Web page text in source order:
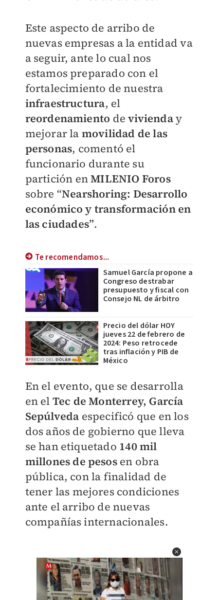
Este aspecto de arribo de
nuevas empresas a la entidad va
a seguir, ante lo cual nos
estamos preparado con el
fortalecimiento de nuestra
infraestructura, el
reordenamiento devivienday
mejorar la movilidad de las
personas, comentó el
funcionario durante su
partición enMILENIO Foros
sobre “Nearshoring: Desarrollo
económico y transformación en
las ciudades”.
Te recomendamos...
Samuel García propone a
Congreso destrabar
presupuesto y fiscal con
Consejo NL de árbitro
Precio del dólar HOY
jueves 22 de febrero de
2024: Peso retrocede
tras inflación y PIB de
México
En el evento, que se desarrolla
en el Tec de Monterrey, García
Sepúlveda especificó que en los
dos años de gobierno que lleva
se han etiquetado 140 mil
millones de pesos en obra
pública, con la finalidad de
tener las mejores condiciones
ante el arribo de nuevas
compañías internacionales.